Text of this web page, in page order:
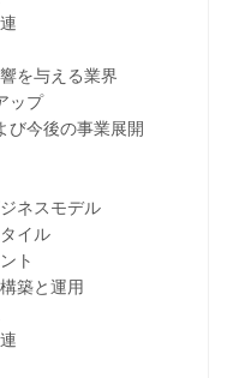
を与える業界
ップ
今後の事業展開
ネスモデル
イル
ト
築と運用